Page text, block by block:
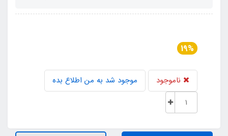
19%
ناموجود موجود شد به من اطلاع بده